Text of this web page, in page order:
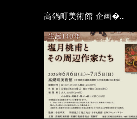
高鍋町美術館 企画�...